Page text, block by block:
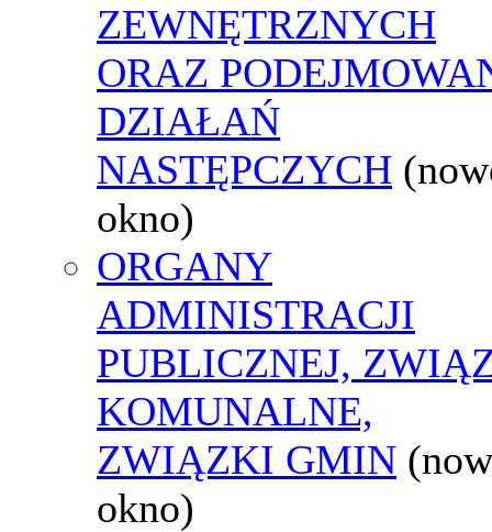
ZEWNĘTRZNYCH
ORAZ
DZIAŁAŃ
NASTĘPCZYCH
okno)
ORGANY
ADMINISTRACJI
PUBLICZNEJ,
KOMUNALNE,
ZWIĄZKI GMIN
okno)